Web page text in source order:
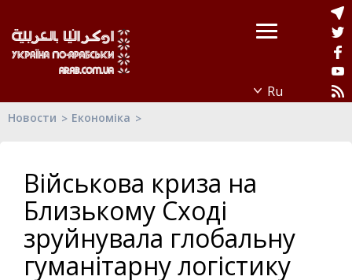
Новости Економіка
Військова криза на
Близькому Сході
зруйнувала глобальну
гуманітарну логістику